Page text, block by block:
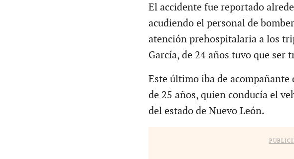
El accidente fue reportado
acudiendo el personal de
atención prehospitalaria a los
García, de 24 años tuvo que ser
Este último iba de
de 25 años, quien conducía el
del estado de Nuevo León.